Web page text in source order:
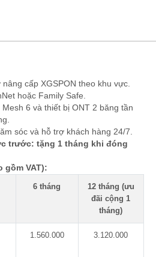
cấp XGSPON theo khu vực.
hoặc Family Safe.
6 và thiết bị ONT 2 băng tần
sóc và hỗ trợ khách hàng 24/7.
trước: tặng 1 tháng khi đóng
gồm VAT):
6 tháng
12 tháng (ưu
đãi cộng 1
tháng)
1.560.000 3.120.000